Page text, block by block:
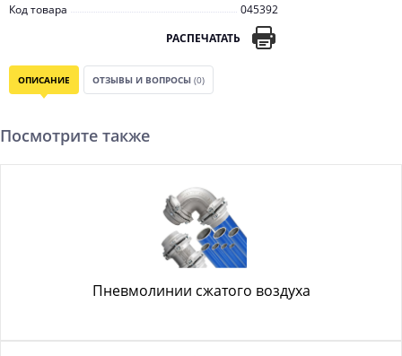
Код товара
045392
РАСПЕЧАТАТЬ
ОПИСАНИЕ ОТЗЫВЫ И ВОПРОСЫ (0)
Посмотрите также
Пневмолинии сжатого воздуха